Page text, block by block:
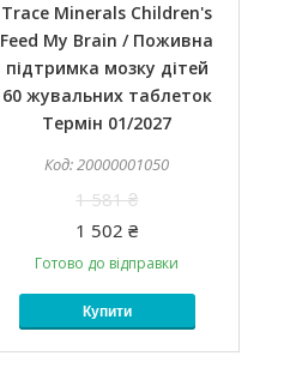
Trace Minerals Children's
Feed My Brain / Поживна
підтримка мозку дітей
60 жувальних таблеток
Термін 01/2027
20000001050
1 581 ₴
1 502 ₴
Готово до відправки
Купити